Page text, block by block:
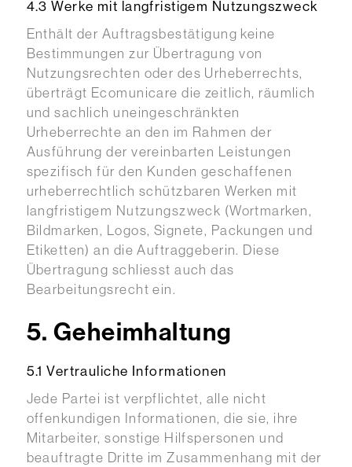
4.3 Werke mit langfristigem Nutzungszweck
Enthält der Auftragsbestätigung keine
Bestimmungen zur Übertragung von
Nutzungsrechten oder des Urheberrechts,
überträgt Ecomunicare die zeitlich, räumlich
und sachlich uneingeschränkten
Urheberrechte an den im Rahmen der
Ausführung der vereinbarten Leistungen
spezifisch für den Kunden geschaffenen
urheberrechtlich schützbaren Werken mit
langfristigem Nutzungszweck (Wortmarken,
Bildmarken, Logos, Signete, Packungen und
Etiketten) an die Auftraggeberin. Diese
Übertragung schliesst auch das
Bearbeitungsrecht ein.
5. Geheimhaltung
5.1 Vertrauliche Informationen
Jede Partei ist verpflichtet, alle nicht
offenkundigen Informationen, die sie, ihre
Mitarbeiter, sonstige Hilfspersonen und
beauftragte Dritte im Zusammenhang mit der